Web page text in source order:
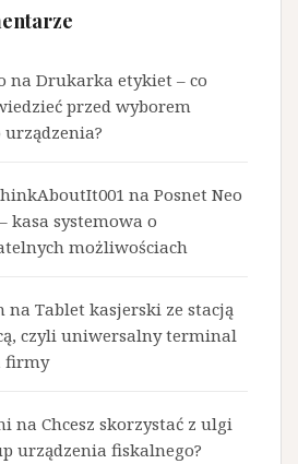
na Drukarka etykiet – co
przed wyborem
na Posnet Neo
kasa systemowa o
możliwościach
na Tablet kasjerski ze stacją
czyli uniwersalny terminal
firmy
na Chcesz skorzystać z ulgi
urządzenia fiskalnego?